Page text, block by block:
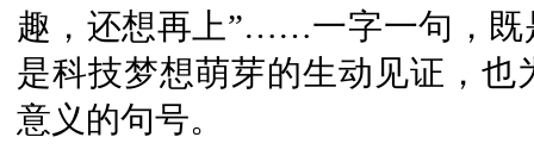
趣，还想再上”……一字一句，既
是科技梦想萌芽的生动见证，
意义的句号。